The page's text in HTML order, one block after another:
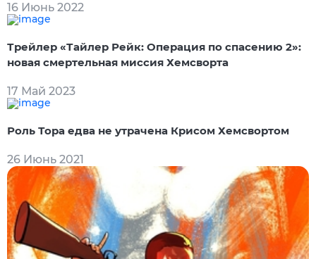
16 Июнь 2022
Трейлер «Тайлер Рейк: Операция по спасению 2»:
новая смертельная миссия Хемсворта
17 Май 2023
Роль Тора едва не утрачена Крисом Хемсвортом
26 Июнь 2021